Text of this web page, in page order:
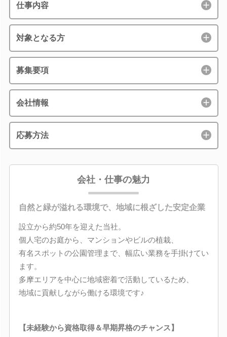
仕事内容
対象となる方
募集要項
会社情報
応募方法
会社・仕事の魅力
自然と緑が溢れる環境で、地域に根ざした安定企業
設立から約50年を迎えた当社。
個人宅のお庭から、マンションやビルの植栽、
有名スポットの公園管理まで、幅広い業務を手掛けてい
ます。
多摩エリアを中心に地域密着で活動しているため、
地域に貢献しながら働ける環境です♪
【未経験から資格取得＆早期昇格のチャンス】